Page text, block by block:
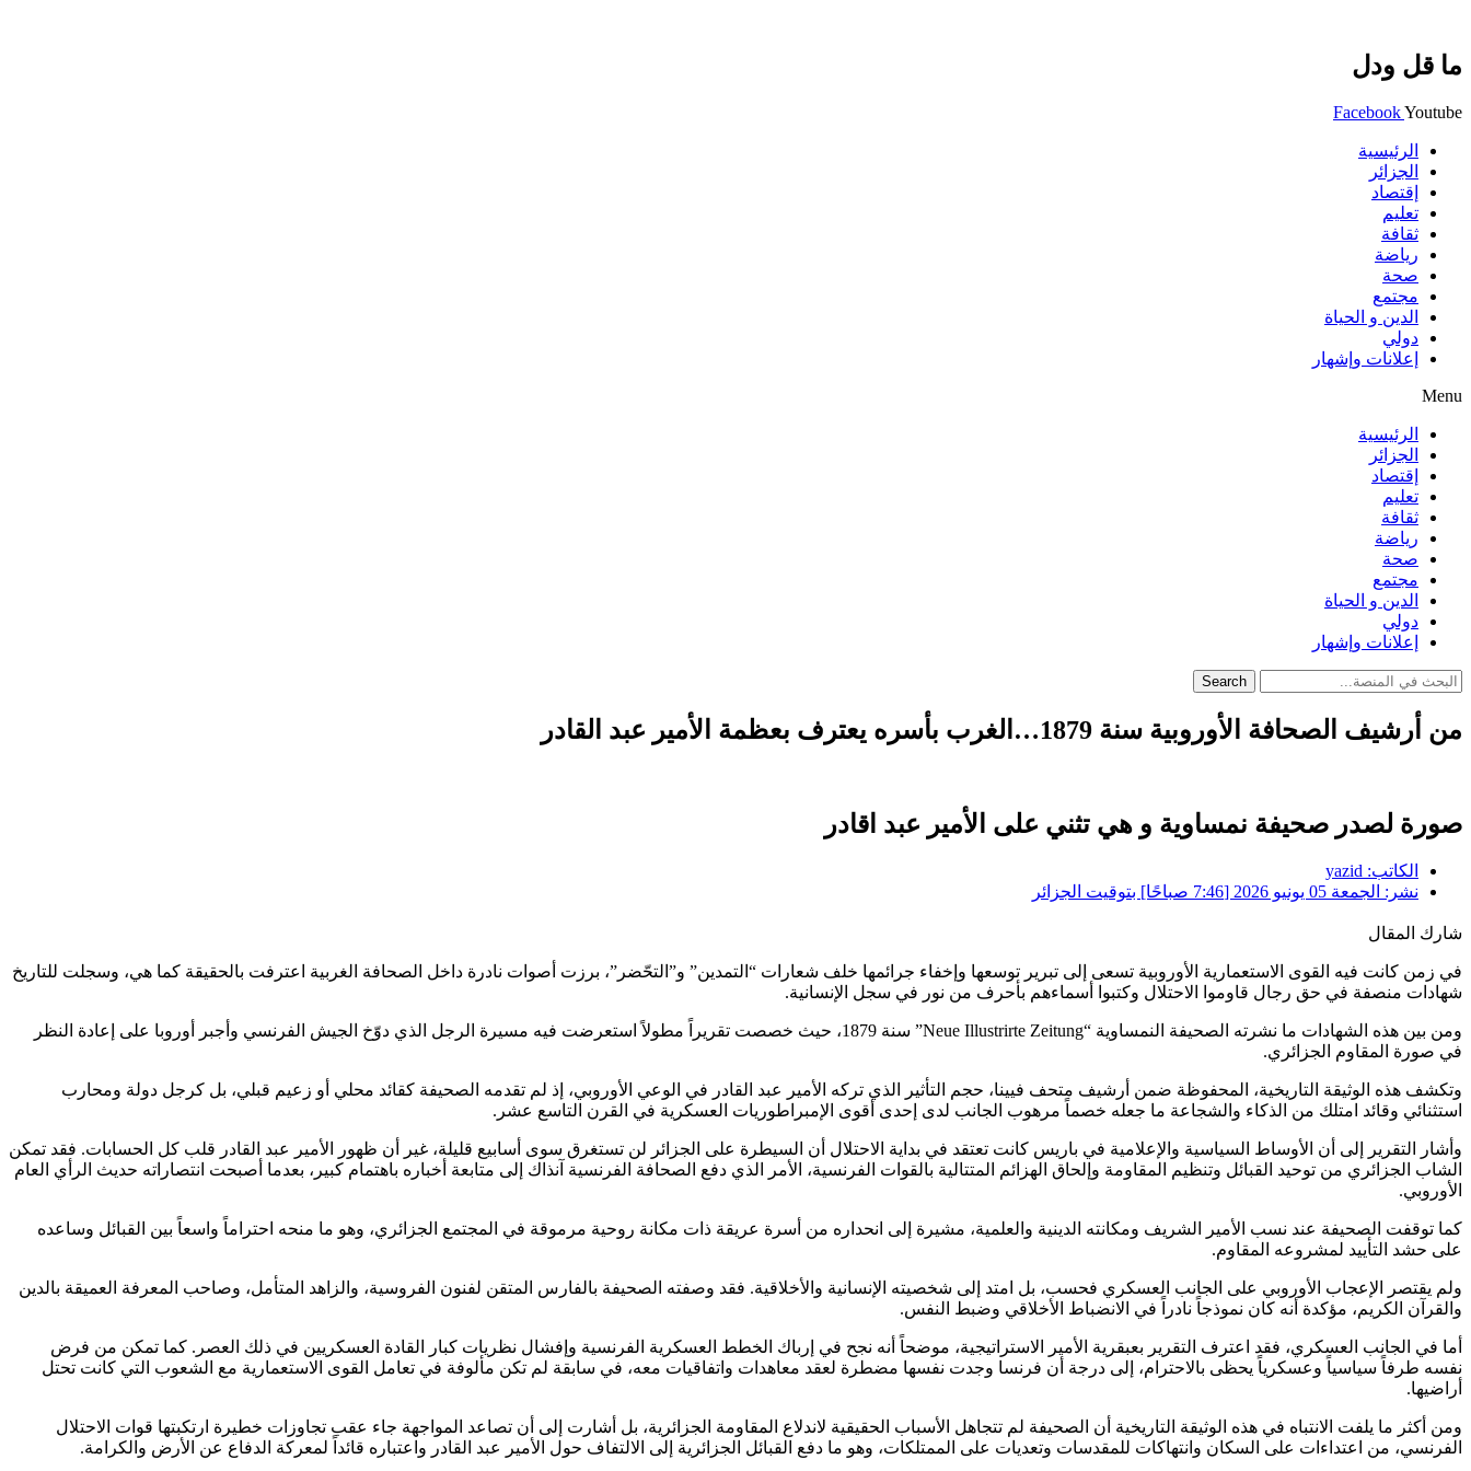
ما قل ودل
FacebookYoutube
الرئيسية
الجزائر
إقتصاد
تعليم
ثقافة
رياضة
صحة
مجتمع
الدين و الحياة
دولي
إعلانات وإشهار
Menu
الرئيسية
الجزائر
إقتصاد
تعليم
ثقافة
رياضة
صحة
مجتمع
الدين و الحياة
دولي
إعلانات وإشهار
Search
من أرشيف الصحافة الأوروبية سنة 1879…الغرب بأسره يعترف بعظمة الأمير عبد القادر
صورة لصدر صحيفة نمساوية و هي تثني على الأمير عبد اقادر
الكاتب: yazid
نشر: الجمعة 05 يونيو 2026 [7:46 صباحًا] بتوقيت الجزائر
شارك المقال
في زمن كانت فيه القوى الاستعمارية الأوروبية تسعى إلى تبرير توسعها وإخفاء جرائمها خلف شعارات “التمدين” و”التحّضر”، برزت أصوات نادرة داخل الصحافة الغربية اعترفت بالحقيقة كما هي، وسجلت للتاريخ
شهادات منصفة في حق رجال قاوموا الاحتلال وكتبوا أسماءهم بأحرف من نور في سجل الإنسانية.
ومن بين هذه الشهادات ما نشرته الصحيفة النمساوية “Neue Illustrirte Zeitung” سنة 1879، حيث خصصت تقريراً مطولاً استعرضت فيه مسيرة الرجل الذي دوّخ الجيش الفرنسي وأجبر أوروبا على إعادة النظر
في صورة المقاوم الجزائري.
وتكشف هذه الوثيقة التاريخية، المحفوظة ضمن أرشيف متحف فيينا، حجم التأثير الذي تركه الأمير عبد القادر في الوعي الأوروبي، إذ لم تقدمه الصحيفة كقائد محلي أو زعيم قبلي، بل كرجل دولة ومحارب
استثنائي وقائد امتلك من الذكاء والشجاعة ما جعله خصماً مرهوب الجانب لدى إحدى أقوى الإمبراطوريات العسكرية في القرن التاسع عشر.
وأشار التقرير إلى أن الأوساط السياسية والإعلامية في باريس كانت تعتقد في بداية الاحتلال أن السيطرة على الجزائر لن تستغرق سوى أسابيع قليلة، غير أن ظهور الأمير عبد القادر قلب كل الحسابات. فقد تمكن
الشاب الجزائري من توحيد القبائل وتنظيم المقاومة وإلحاق الهزائم المتتالية بالقوات الفرنسية، الأمر الذي دفع الصحافة الفرنسية آنذاك إلى متابعة أخباره باهتمام كبير، بعدما أصبحت انتصاراته حديث الرأي العام
الأوروبي.
كما توقفت الصحيفة عند نسب الأمير الشريف ومكانته الدينية والعلمية، مشيرة إلى انحداره من أسرة عريقة ذات مكانة روحية مرموقة في المجتمع الجزائري، وهو ما منحه احتراماً واسعاً بين القبائل وساعده
على حشد التأييد لمشروعه المقاوم.
ولم يقتصر الإعجاب الأوروبي على الجانب العسكري فحسب، بل امتد إلى شخصيته الإنسانية والأخلاقية. فقد وصفته الصحيفة بالفارس المتقن لفنون الفروسية، والزاهد المتأمل، وصاحب المعرفة العميقة بالدين
والقرآن الكريم، مؤكدة أنه كان نموذجاً نادراً في الانضباط الأخلاقي وضبط النفس.
أما في الجانب العسكري، فقد اعترف التقرير بعبقرية الأمير الاستراتيجية، موضحاً أنه نجح في إرباك الخطط العسكرية الفرنسية وإفشال نظريات كبار القادة العسكريين في ذلك العصر. كما تمكن من فرض
نفسه طرفاً سياسياً وعسكرياً يحظى بالاحترام، إلى درجة أن فرنسا وجدت نفسها مضطرة لعقد معاهدات واتفاقيات معه، في سابقة لم تكن مألوفة في تعامل القوى الاستعمارية مع الشعوب التي كانت تحتل
أراضيها.
ومن أكثر ما يلفت الانتباه في هذه الوثيقة التاريخية أن الصحيفة لم تتجاهل الأسباب الحقيقية لاندلاع المقاومة الجزائرية، بل أشارت إلى أن تصاعد المواجهة جاء عقب تجاوزات خطيرة ارتكبتها قوات الاحتلال
الفرنسي، من اعتداءات على السكان وانتهاكات للمقدسات وتعديات على الممتلكات، وهو ما دفع القبائل الجزائرية إلى الالتفاف حول الأمير عبد القادر واعتباره قائداً لمعركة الدفاع عن الأرض والكرامة.